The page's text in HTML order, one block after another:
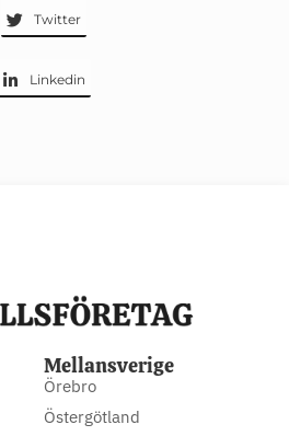
Twitter
Linkedin
Mellansverige
Örebro
Östergötland